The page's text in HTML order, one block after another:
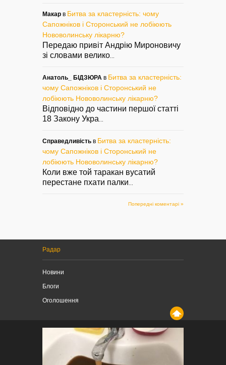
Макар в Битва за кластерність: чому
Сапожніков і Сторонський не лобіюють
Нововолинську лікарню?
Передаю привіт Андрію Мироновичу
зі словами велико
Анатоль_ БІДЗЮРА в Битва за кластерність:
чому Сапожніков і Сторонський не
лобіюють Нововолинську лікарню?
Відповідно до частини першої статті
18 Закону Укра
Справедливість в Битва за кластерність:
чому Сапожніков і Сторонський не
лобіюють Нововолинську лікарню?
Коли вже той таракан вусатий
перестане пхати палки
Попередні коментарі »
Радар
Новини
Блоги
Оголошення